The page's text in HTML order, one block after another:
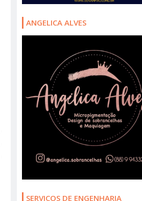
ANGELICA ALVES
SERVIÇOS DE ENGENHARIA